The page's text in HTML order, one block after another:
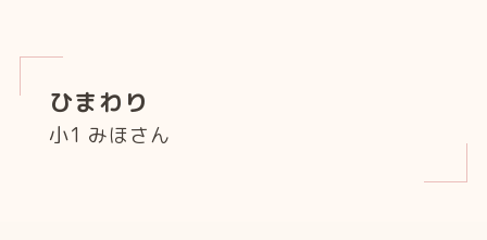
ひまわり
小1 みほさん